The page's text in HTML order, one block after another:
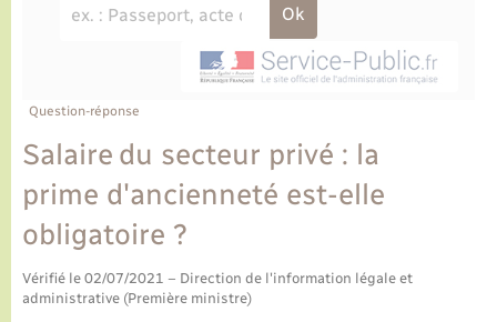
Bulletins d'informations communales
Le personnel municipal
Comment venir à Lyons-la-Forêt
Plan interactif
Présentation de la commune
Permis de détention de chien
Social
CIDFF
Etat-civil - Papiers - Citoyenneté
Logement - Urbanisme
Loisirs
Marchés de Lyons-la-Forêt
Nouvel habitant
Transports scolaires
Travaux - Autorisation d’occupation de l’espace
Question-réponse
Salaire du secteur privé : la
prime d'ancienneté est-elle
obligatoire ?
Vérifié le 02/07/2021 – Direction de l'information légale et
administrative (Première ministre)